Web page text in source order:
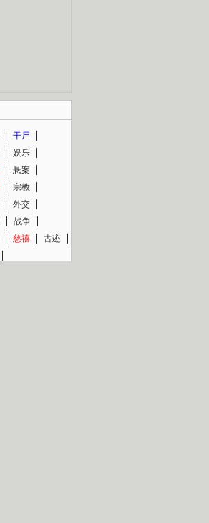
干尸
娱乐
悬案
宗教
外交
战争
慈禧
古迹